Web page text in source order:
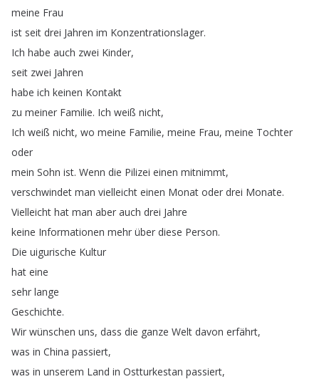
meine Frau
ist seit drei Jahren im Konzentrationslager.
Ich habe auch zwei Kinder,
seit zwei Jahren
habe ich keinen Kontakt
zu meiner Familie. Ich weiß nicht,
Ich weiß nicht, wo meine Familie, meine Frau, meine Tochter
oder
mein Sohn ist. Wenn die Pilizei einen mitnimmt,
verschwindet man vielleicht einen Monat oder drei Monate.
Vielleicht hat man aber auch drei Jahre
keine Informationen mehr über diese Person.
Die uigurische Kultur
hat eine
sehr lange
Geschichte.
Wir wünschen uns, dass die ganze Welt davon erfährt,
was in China passiert,
was in unserem Land in Ostturkestan passiert,